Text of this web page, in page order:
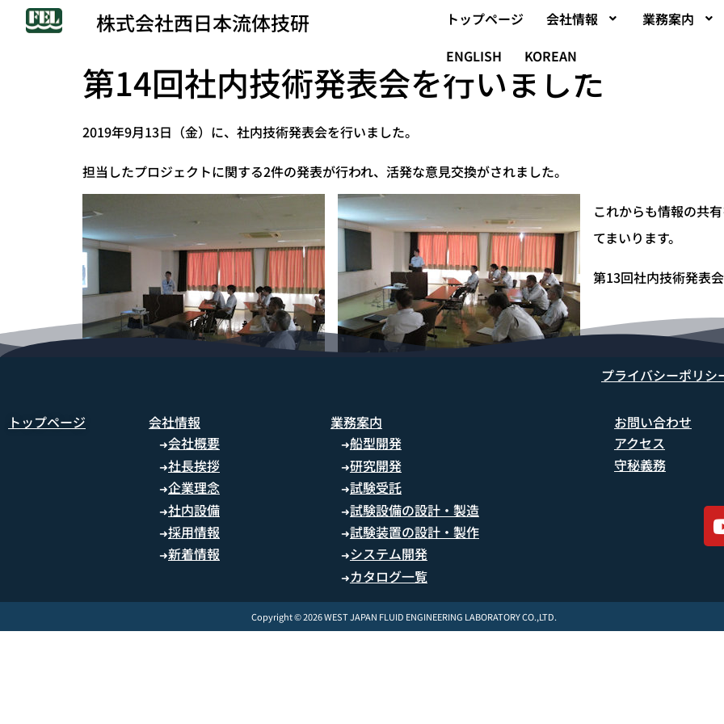
トップページ 会社情報
業務案内
ENGLISH
KOREAN
株式会社西日本流体技研
第14回社内技術発表会を行いました
2019年9月13日（金）に、社内技術発表会を行いました。
担当したプロジェクトに関する2件の発表が行われ、活発な意見交換がされました。
これからも情報の共
てまいります。
第13回社内技術発表
プライバシーポリシ
トップページ 会社情報
➜会社概要
➜社長挨拶
➜企業理念
➜社内設備
➜採用情報
➜新着情報
業務案内
➜船型開発
➜研究開発
➜試験受託
➜試験設備の設計・製造
➜試験装置の設計・製作
➜システム開発
➜ カタログ一覧
お問い合わせ
アクセス
守秘義務
Copyright © 2026 WEST JAPAN FLUID ENGINEERING LABORATORY CO.,LTD.